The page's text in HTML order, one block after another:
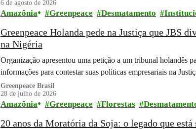
6 de agosto de 2026
Amazônia Greenpeace Desmatamento
Greenpeace Holanda pede na Justiça que JBS
na Nigéria
Organização apresentou uma petição a um tribunal holandês
informações para contestar suas políticas empresariais na
Greenpeace Brasil
28 de julho de 2026
Amazônia Greenpeace Florestas
20 anos da Moratória da Soja: o legado que